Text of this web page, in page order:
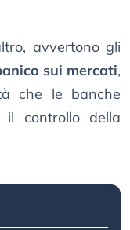
avvertono gli
sui mercati,
che le banche
il controllo della